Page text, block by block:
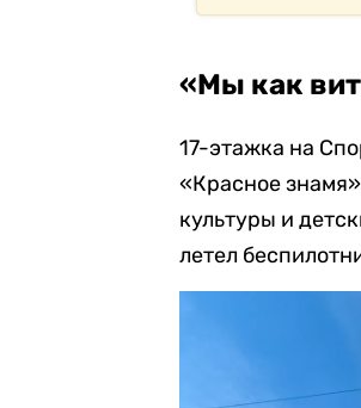
«Мы как
17-этажка на
«Красное
культуры и
летел